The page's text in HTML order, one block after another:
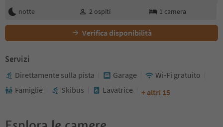
notte
2 ospiti 1 camera
Verifica disponibilità
Servizi
Direttamente sulla pista Garage
Wi-Fi gratuito
Famiglie
Skibus Lavatrice + altri 15